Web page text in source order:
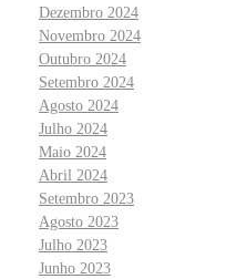
Dezembro 2024
Novembro 2024
Outubro 2024
Setembro 2024
Agosto 2024
Julho 2024
Maio 2024
Abril 2024
Setembro 2023
Agosto 2023
Julho 2023
Junho 2023